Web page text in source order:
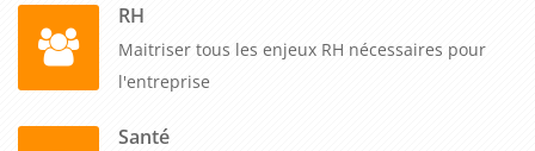
RH
Maitriser tous les enjeux RH nécessaires pour
l'entreprise
Santé